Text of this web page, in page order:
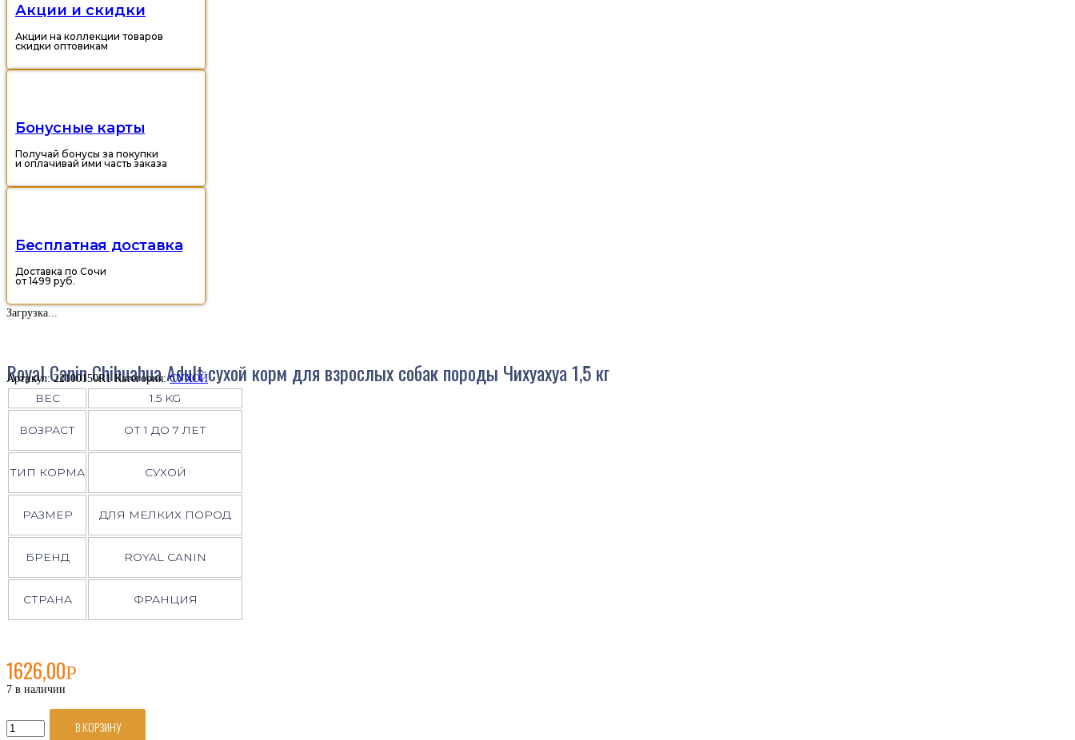
Акции и скидки
Акции на коллекции товаров
скидки оптовикам
Бонусные карты
Получай бонусы за покупки
и оплачивай ими часть заказа
Бесплатная доставка
Доставка по Сочи
от 1499 руб.
Загрузка...
Royal Canin Chihuahua Adult сухой корм для взрослых собак породы Чихуахуа 1,5 кг
Артикул:22100150R1 Категория:СУХОЙ
ВЕС 1.5 KG
ВОЗРАСТ ОТ 1 ДО 7 ЛЕТ
ТИП КОРМА СУХОЙ
РАЗМЕР ДЛЯ МЕЛКИХ ПОРОД
БРЕНД ROYAL CANIN
СТРАНА ФРАНЦИЯ
1626,00Р
7 в наличии
Количество
В КОРЗИНУ